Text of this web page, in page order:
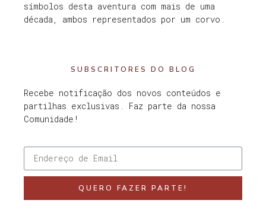
símbolos desta aventura com mais de uma
década, ambos representados por um corvo.
SUBSCRITORES DO BLOG
Recebe notificação dos novos conteúdos e
partilhas exclusivas. Faz parte da nossa
Comunidade!
QUERO FAZER PARTE!